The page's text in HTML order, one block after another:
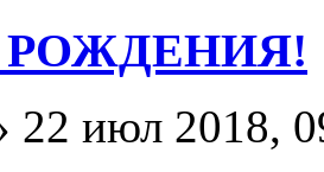
22 июл 2018,